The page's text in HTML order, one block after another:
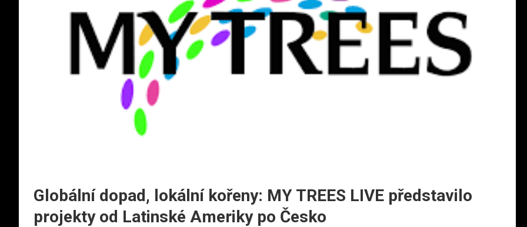
Globální dopad, lokální kořeny: MY TREES LIVE představilo
projekty od Latinské Ameriky po Česko